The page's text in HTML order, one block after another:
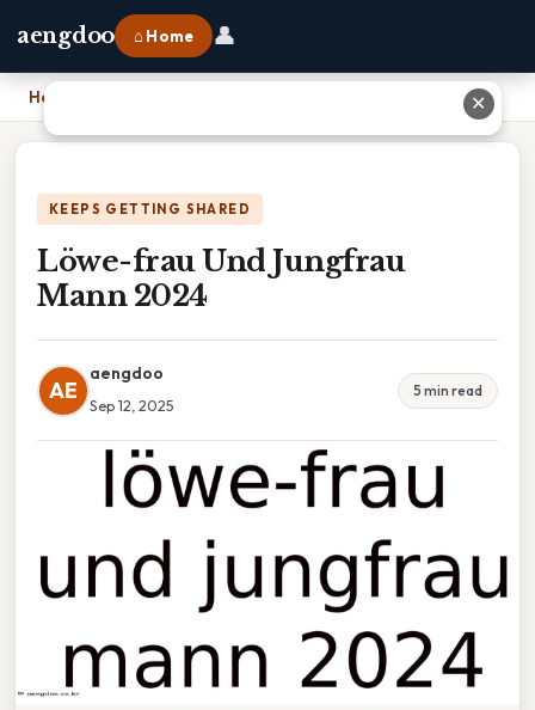
aengdoo ⌂ Home 👤
Home
KEEPS GETTING SHARED
Löwe-frau Und Jungfrau
Mann 2024
AE
aengdoo
Sep 12, 2025
5 min read
✕